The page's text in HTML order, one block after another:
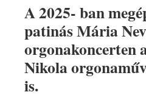
A 2025- ban
patinás Mária
orgonakoncerten
Nikola
is.